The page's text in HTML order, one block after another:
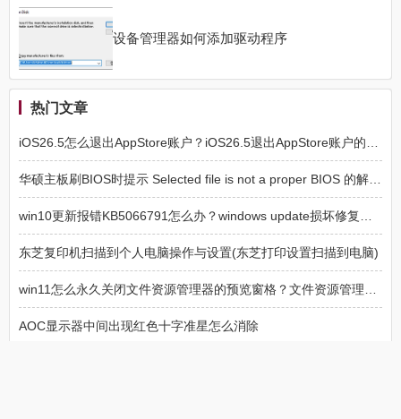
设备管理器如何添加驱动程序
热门文章
东芝复印机扫描到个人电脑操作与设置(东芝打印设置扫描到电脑)
AOC显示器中间出现红色十字准星怎么消除